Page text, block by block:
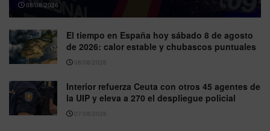
08/08/2026
El tiempo en España hoy sábado 8 de agosto
de 2026: calor estable y chubascos puntuales
08/08/2026
Interior refuerza Ceuta con otros 45 agentes de
la UIP y eleva a 270 el despliegue policial
07/08/2026